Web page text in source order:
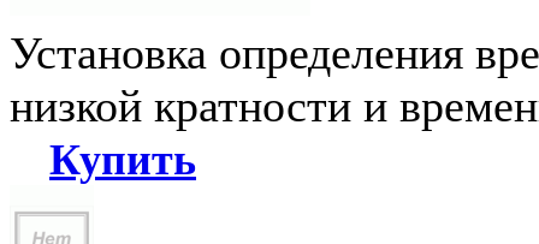
Установка определения
низкой кратности и
Купить